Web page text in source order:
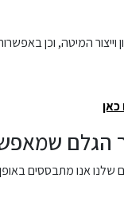
המיטה, וכן
כאן
הגלם
שלנו אנו מתבססים